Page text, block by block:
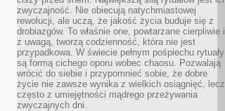
zwyczajność. Nie obiecują natychmiastowej
rewolucji, ale uczą, że jakość życia buduje się z
drobiazgów. To właśnie one, powtarzane cierpliwie i
z uwagą, tworzą codzienność, która nie jest
przypadkowa. W świecie pełnym pośpiechu rytuały
są formą cichego oporu wobec chaosu. Pozwalają
wrócić do siebie i przypomnieć sobie, że dobre
życie nie zawsze wynika z wielkich osiągnięć, lecz
często z umiejętności mądrego przeżywania
zwyczajnych dni.